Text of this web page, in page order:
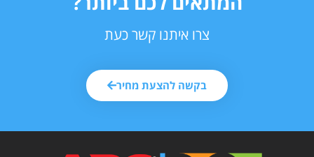
צרו איתנו קשר כעת
בקשה להצעת מחיר